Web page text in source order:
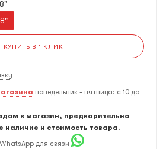
КУПИТЬ В 1 КЛИК
понедельник - пятница: с 10 до
в магазин, предварительно
наличие и стоимость товара.
WhatsApp для связи